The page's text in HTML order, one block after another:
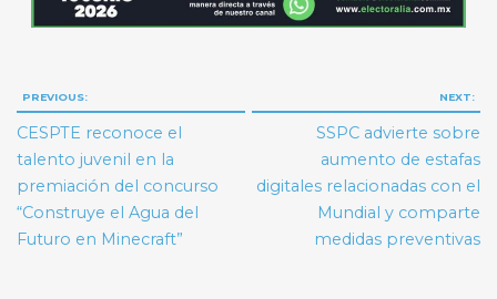
Navegación
de
entradas
PREVIOUS:
CESPTE reconoce el
talento juvenil en la
premiación del concurso
“Construye el Agua del
Futuro en Minecraft”
NEXT:
SSPC advierte sobre
aumento de estafas
digitales relacionadas con el
Mundial y comparte
medidas preventivas